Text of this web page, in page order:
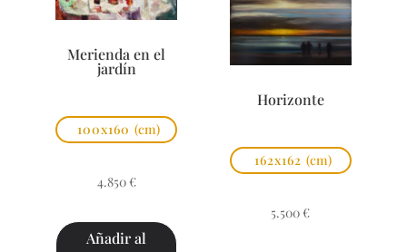
Merienda en el
jardín
100x160 (cm)
4.850 €
Añadir al
Horizonte
162x162 (cm)
5.500 €